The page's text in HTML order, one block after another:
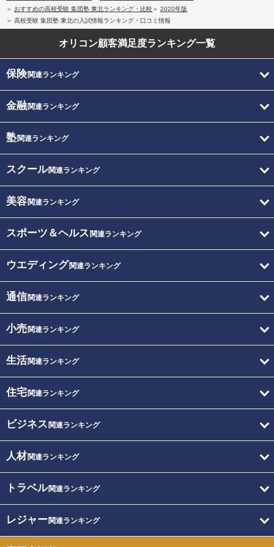
おすすめの高校受験 集団塾 東北ランキング・比較
2020年版
高校受験 集団塾 東北の入試情報ランキング・口コミ情報
オリコン顧客満足度ランキング一覧
保険関連ランキング
金融関連ランキング
塾関連ランキング
スクール関連ランキング
美容関連ランキング
スポーツ＆ヘルス 関連ランキング
ウエディング関連ランキング
通信関連ランキング
小売関連ランキング
生活関連ランキング
住宅関連ランキング
ビジネス 関連ランキング
人材関連ランキング
トラベル関連ランキング
レジャー関連ランキング